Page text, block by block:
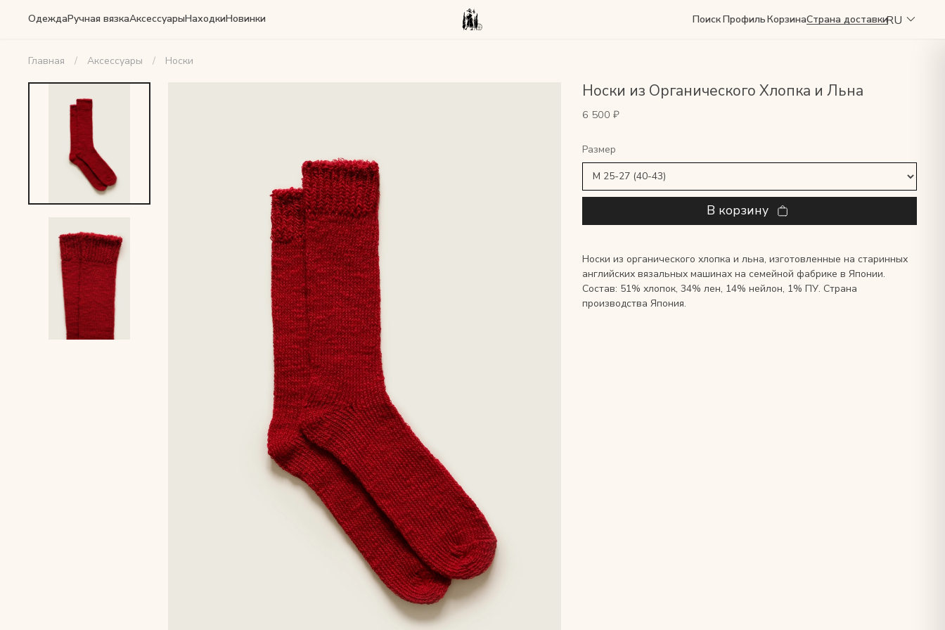
ОдеждаРучная вязкаАксессуарыНаходкиНовинки ПоискПрофильКорзинаСтрана доставкиRU
Главная Аксессуары Носки
Носки из Органического Хлопка и Льна
6 500 ₽
В корзину
Носки из органического хлопка и льна, изготовленные на старинных
английских вязальных машинах на семейной фабрике в Японии.
Состав: 51% хлопок, 34% лен, 14% нейлон, 1% ПУ. Страна
производства Япония.